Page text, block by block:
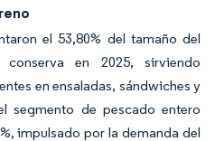
el 53,80% del tamaño del
en 2025, sirviendo
en ensaladas, sándwiches y
segmento de pescado entero
impulsado por la demanda del